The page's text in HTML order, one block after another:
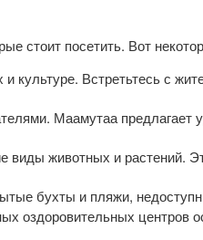
стоит посетить. Вот
культуре. Встретьтесь с
Маамутаа предлагает
виды животных и растений.
бухты и пляжи,
оздоровительных центров